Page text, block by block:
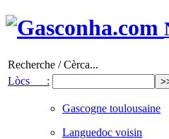
Recherche / Cèrca...
Lòcs :
Gascogne toulousaine
Languedoc voisin